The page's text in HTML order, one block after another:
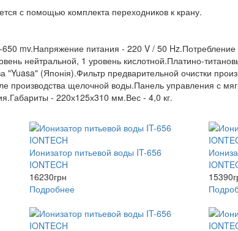
с помощью комплекта переходников к крану.
mv.Напряжение питания - 220 V / 50 Hz.Потребление
нейтральной, 1 уровень кислотной.Платино-
(Японія).Фильтр предварительной очистки
производства щелочной воды.Панель управления с
- 220х125х310 мм.Вес - 4,0 кг.
Ионизатор питьевой воды IT-656
IONTECH
16230грн
Подробнее
15390